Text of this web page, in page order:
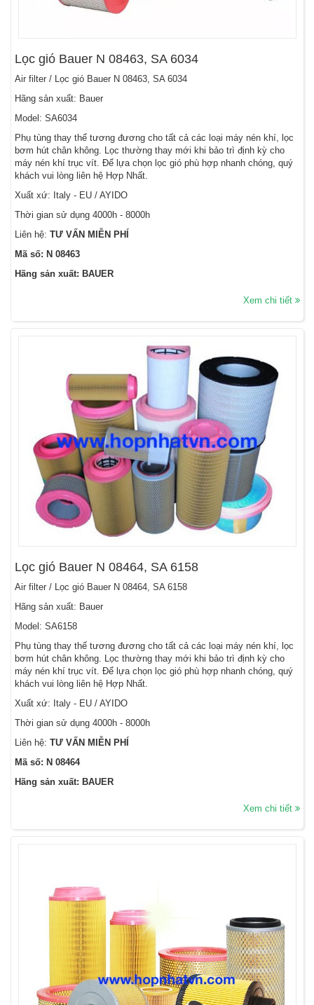
Lọc gió Bauer N 08463, SA 6034
Air filter / Lọc gió Bauer N 08463, SA 6034
Hãng sản xuất: Bauer
Model: SA6034
Phụ tùng thay thế tương đương cho tất cả các loại máy nén khí, lọc
bơm hút chân không. Lọc thường thay mới khi bảo trì định kỳ cho
máy nén khí trục vít. Để lựa chọn lọc gió phù hợp nhanh chóng, quý
khách vui lòng liên hệ Hợp Nhất.
Xuất xứ: Italy - EU / AYIDO
Thời gian sử dụng 4000h - 8000h
Liên hệ: TƯ VẤN MIỄN PHÍ
Mã số: N 08463
Hãng sản xuất: BAUER
Xem chi tiết
Lọc gió Bauer N 08464, SA 6158
Air filter / Lọc gió Bauer N 08464, SA 6158
Hãng sản xuất: Bauer
Model: SA6158
Phụ tùng thay thế tương đương cho tất cả các loại máy nén khí, lọc
bơm hút chân không. Lọc thường thay mới khi bảo trì định kỳ cho
máy nén khí trục vít. Để lựa chọn lọc gió phù hợp nhanh chóng, quý
khách vui lòng liên hệ Hợp Nhất.
Xuất xứ: Italy - EU / AYIDO
Thời gian sử dụng 4000h - 8000h
Liên hệ: TƯ VẤN MIỄN PHÍ
Mã số: N 08464
Hãng sản xuất: BAUER
Xem chi tiết